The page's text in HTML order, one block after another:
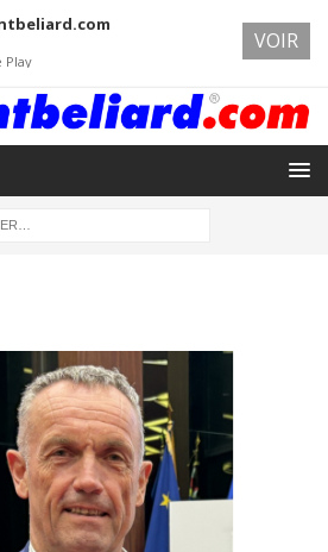
Play
VOIR